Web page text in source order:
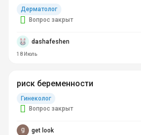
Дерматолог
Вопрос закрыт
dashafeshen
18 Июль
риск беременности
Гинеколог
Вопрос закрыт
get look